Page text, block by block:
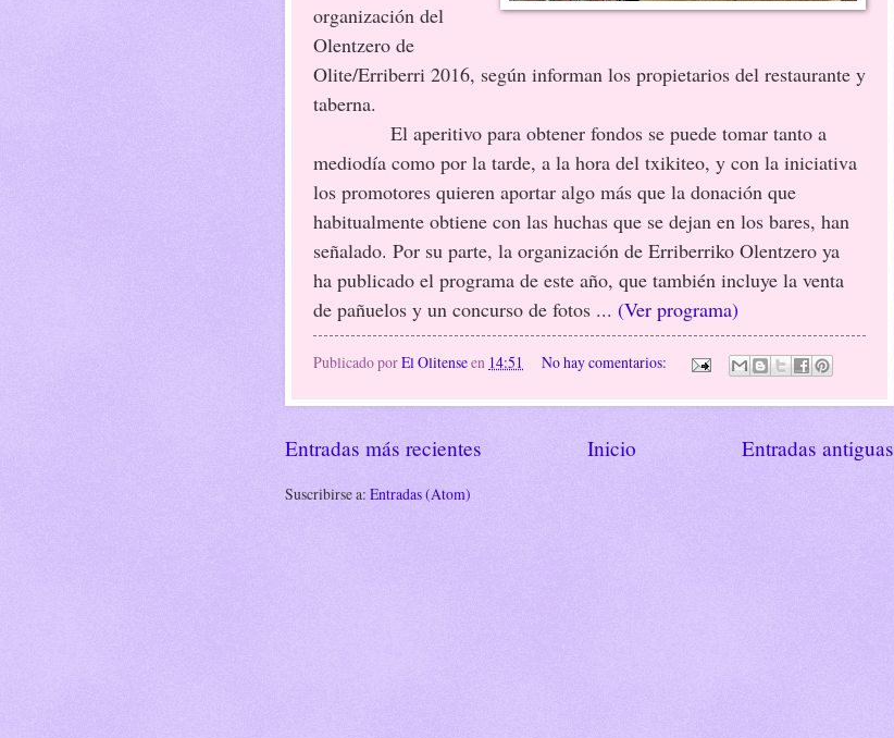
organización del
Olentzero de
Olite/Erriberri 2016, según informan los propietarios del restaurante y
taberna.
El aperitivo para obtener fondos se puede tomar tanto a
mediodía como por la tarde, a la hora del txikiteo, y con la iniciativa
los promotores quieren aportar algo más que la donación que
habitualmente obtiene con las huchas que se dejan en los bares, han
señalado. Por su parte, la organización de Erriberriko Olentzero ya
ha publicado el programa de este año, que también incluye la venta
de pañuelos y un concurso de fotos ... (Ver programa)
Publicado porEl Olitenseen 14:51 No hay comentarios:
Entradas más recientes Entradas antiguas
Inicio
Suscribirse a: Entradas (Atom)